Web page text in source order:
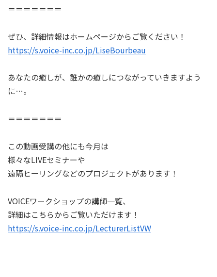
＝＝＝＝＝＝＝
ぜひ、詳細情報はホームページからご覧ください！
https://s.voice-inc.co.jp/LiseBourbeau
あなたの癒しが、誰かの癒しにつながっていきますよう
に…。
＝＝＝＝＝＝＝
この動画受講の他にも今月は
様々なLIVEセミナーや
遠隔ヒーリングなどのプロジェクトがあります！
VOICEワークショップの講師一覧、
詳細はこちらからご覧いただけます！
https://s.voice-inc.co.jp/LecturerListVW